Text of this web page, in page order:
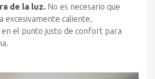
de la luz. No es necesario que
excesivamente caliente,
en el punto justo de confort para